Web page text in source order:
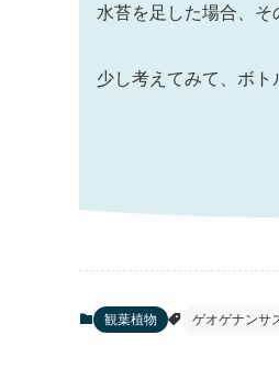
水苔を足した場合、
少し考えてみて、ボ
観葉植物 ゲオゲナンサ